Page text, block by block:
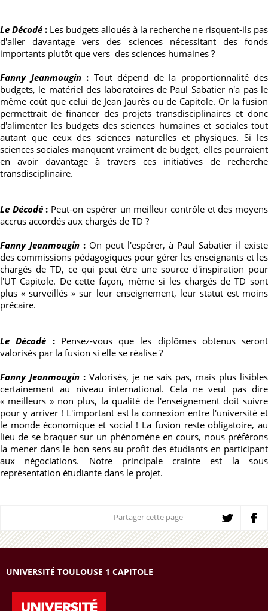
Le Décodé : Les budgets alloués à la recherche ne risquent-ils pas
d'aller davantage vers des sciences nécessitant des fonds
importants plutôt que vers des sciences humaines ?
Fanny Jeanmougin : Tout dépend de la proportionnalité des
budgets, le matériel des laboratoires de Paul Sabatier n'a pas le
même coût que celui de Jean Jaurès ou de Capitole. Or la fusion
permettrait de financer des projets transdisciplinaires et donc
d'alimenter les budgets des sciences humaines et sociales tout
autant que ceux des sciences naturelles et physiques. Si les
sciences sociales manquent vraiment de budget, elles pourraient
en avoir davantage à travers ces initiatives de recherche
transdisciplinaire.
Le Décodé : Peut-on espérer un meilleur contrôle et des moyens
accrus accordés aux chargés de TD ?
Fanny Jeanmougin : On peut l'espérer, à Paul Sabatier il existe
des commissions pédagogiques pour gérer les enseignants et les
chargés de TD, ce qui peut être une source d'inspiration pour
l'UT Capitole. De cette façon, même si les chargés de TD sont
plus « surveillés » sur leur enseignement, leur statut est moins
précaire.
Le Décodé : Pensez-vous que les diplômes obtenus seront
valorisés par la fusion si elle se réalise ?
Fanny Jeanmougin : Valorisés, je ne sais pas, mais plus lisibles
certainement au niveau international. Cela ne veut pas dire
« meilleurs » non plus, la qualité de l'enseignement doit suivre
pour y arriver ! L'important est la connexion entre l'université et
le monde économique et social ! La fusion reste obligatoire, au
lieu de se braquer sur un phénomène en cours, nous préférons
la mener dans le bon sens au profit des étudiants en participant
aux négociations. Notre principale crainte est la sous
représentation étudiante dans le projet.
Partager cette page
UNIVERSITÉ TOULOUSE 1 CAPITOLE